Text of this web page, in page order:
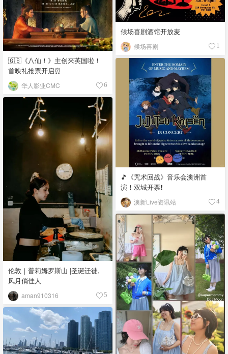
🇬🇧《八仙！》主创来英国啦！
首映礼抢票开启⏰
华人影业CMC 6
候场喜剧酒馆开放麦
候场喜剧 1
🎵《咒术回战》音乐会澳洲首
演！双城开票❗️
澳新Live资讯站 4
伦敦｜普莉姆罗斯山 |圣诞迁徙,
风月俏佳人
aman910316 5